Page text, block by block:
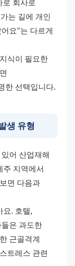
로 회사로
는 길에 개인
요"는 다르게
식이 필요한
한 선택입니다.
생 유형
어 산업재해
주 지역에서
면 다음과
요. 호텔,
은 과도한
근골격계
트레스 관련